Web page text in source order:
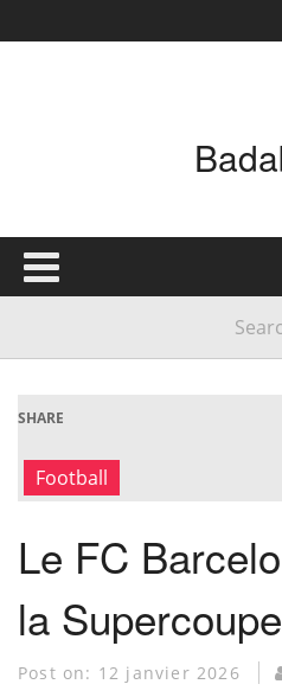
SHARE
Football
Le FC
la
Post on: 12 janvier 2026